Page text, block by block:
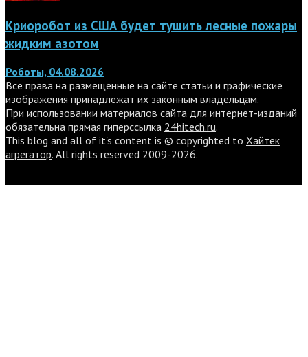
Криоробот из США будет тушить лесные пожары
жидким азотом
Роботы, 04.08.2026
Все права на размещенные на сайте статьи и графические
изображения принадлежат их законным владельцам.
При использовании материалов сайта для интернет-изданий
обязательна прямая гиперссылка 24hitech.ru.
This blog and all of it's content is © copyrighted to Хайтек
агрегатор. All rights reserved 2009-2026.